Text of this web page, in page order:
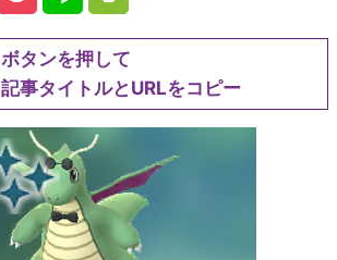
ボタンを押して
記事タイトルとURLをコピー